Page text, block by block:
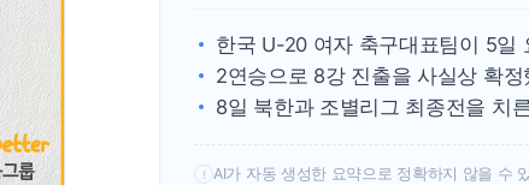
한국 U-20 여자 축구대표팀이 5일
2연승으로 8강 진출을 사실상 확정
8일 북한과 조별리그 최종전을 치
! AI가 자동 생성한 요약으로 정확하지 않을 수